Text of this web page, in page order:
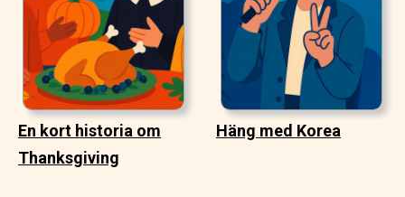
En kort historia om
Thanksgiving
Häng med Korea